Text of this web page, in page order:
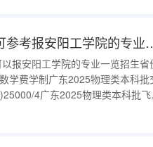
2026高考广东物
报安阳工学院的专业一览招生省
学费学制广东2025物理类本科批
4广东2025物理类本科批
2025物理类本科批土木工程(与